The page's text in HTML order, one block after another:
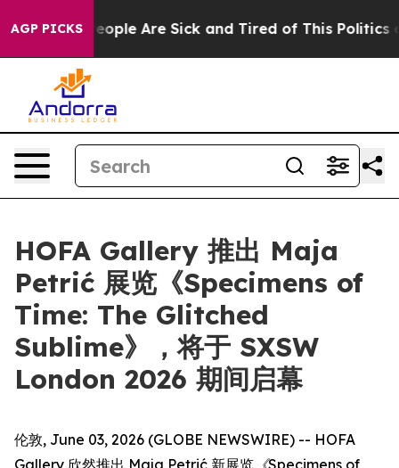
AGP PICKS
Win: “People Are Sick and Tired of This Politics of
HOFA Gallery 推出 Maja
Petrić 展览《Specimens of
Time: The Glitched
Sublime》，将于 SXSW
London 2026 期间启幕
伦敦, June 03, 2026 (GLOBE NEWSWIRE) -- HOFA
Gallery 欣然推出 Maja Petrić 新展览 《Specimens of